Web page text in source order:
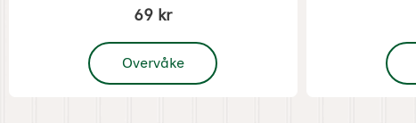
69 kr
Overvåke
, Julepynt Gammeldags Papirlenke Dompap ,